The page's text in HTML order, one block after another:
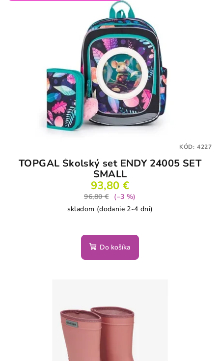
TOPGAL Školský set ENDY 24005 SET
SMALL
93,80 €
96,80 €
(–3 %)
skladom (dodanie 2-4 dni)
Do košíka
KÓD: 4227